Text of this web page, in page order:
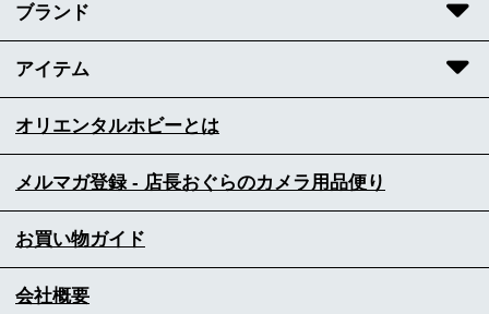
ブランド
アイテム
オリエンタルホビーとは
メルマガ登録 - 店長おぐらのカメラ用品便り
お買い物ガイド
会社概要